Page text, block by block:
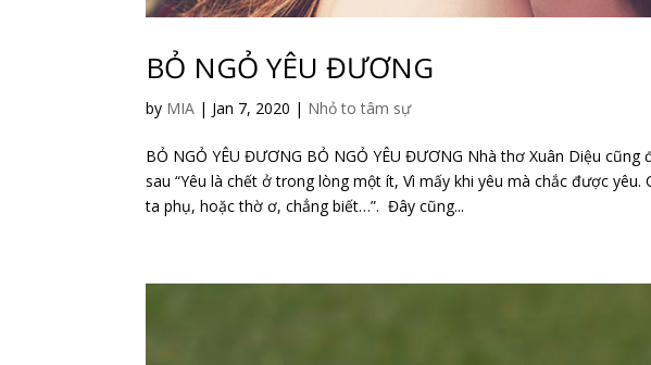
BỎ NGỎ YÊU ĐƯƠNG
by MIA | Jan 7, 2020 | Nhỏ to tâm sự
BỎ NGỎ YÊU ĐƯƠNG BỎ NGỎ YÊU ĐƯƠNG Nhà thơ Xuân Diệu
sau “Yêu là chết ở trong lòng một ít, Vì mấy khi yêu mà chắc được
ta phụ, hoặc thờ ơ, chẳng biết…”. Đây cũng...